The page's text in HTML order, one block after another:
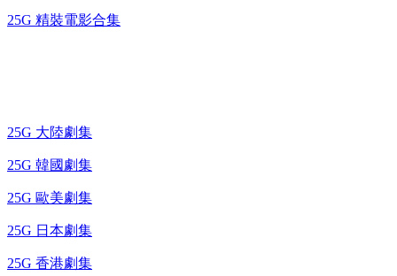
25G 精裝電影合集
25G 大陸劇集
25G 韓國劇集
25G 歐美劇集
25G 日本劇集
25G 香港劇集